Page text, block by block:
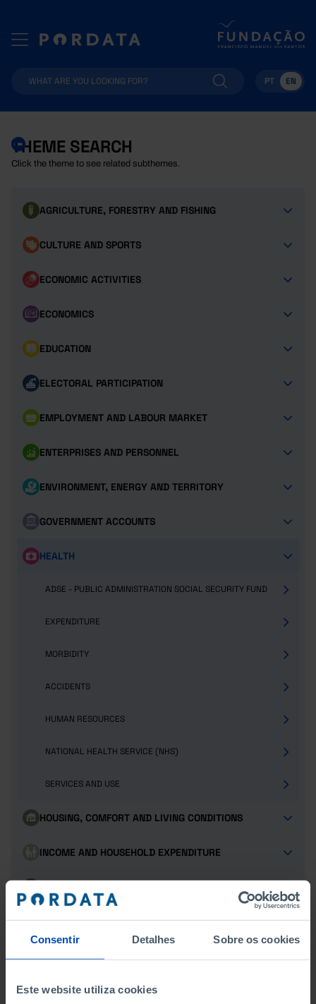
Consentir Detalhes Sobre os cookies
Este website utiliza cookies
PT EN
THEME SEARCH
Click the theme to see related subthemes.
AGRICULTURE, FORESTRY AND FISHING
CULTURE AND SPORTS
ECONOMIC ACTIVITIES
ECONOMICS
EDUCATION
ELECTORAL PARTICIPATION
EMPLOYMENT AND LABOUR MARKET
ENTERPRISES AND PERSONNEL
ENVIRONMENT, ENERGY AND TERRITORY
GOVERNMENT ACCOUNTS
HEALTH
ADSE - PUBLIC ADMINISTRATION SOCIAL SECURITY FUND
EXPENDITURE
MORBIDITY
ACCIDENTS
HUMAN RESOURCES
NATIONAL HEALTH SERVICE (NHS)
SERVICES AND USE
HOUSING, COMFORT AND LIVING CONDITIONS
INCOME AND HOUSEHOLD EXPENDITURE
POPULATION
SCIENCE, TECHNOLOGY AND INFORMATION SOCIETY
SOCIAL PROTECTION